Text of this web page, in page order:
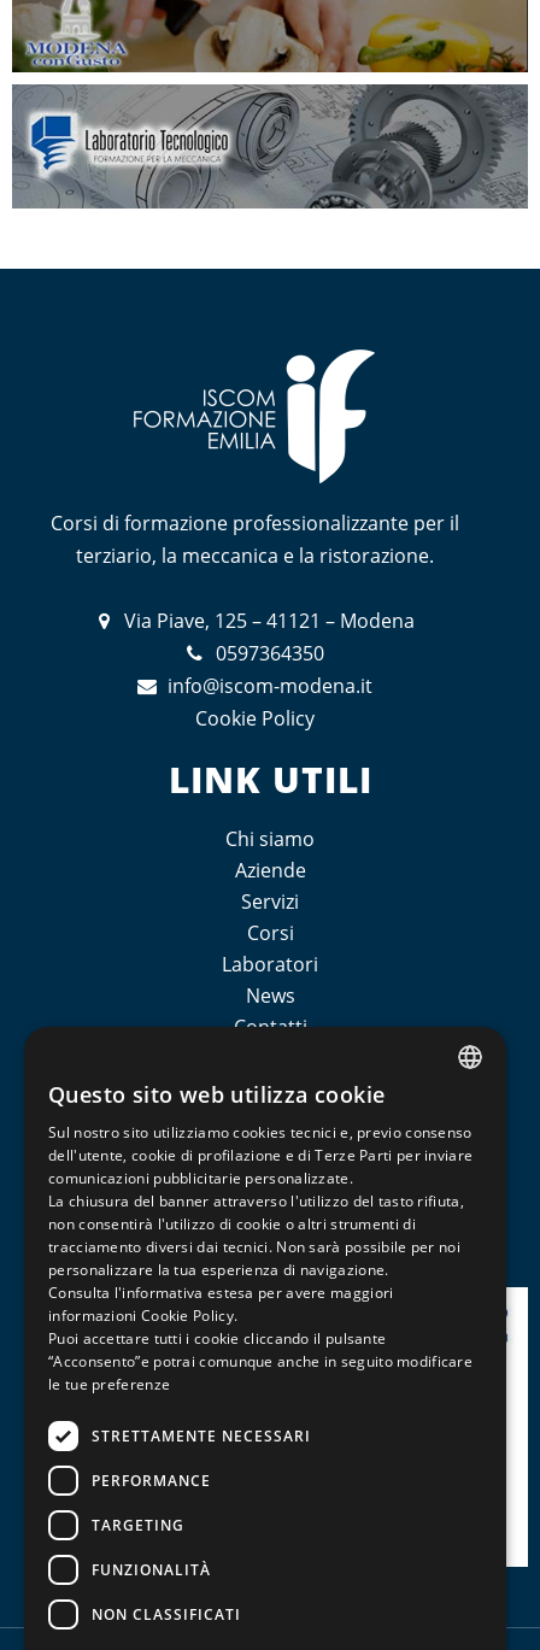
Corsi di formazione professionalizzante per il
terziario, la meccanica e la ristorazione.
Via Piave, 125 – 41121 – Modena
0597364350
info@iscom-modena.it
Cookie Policy
LINK UTILI
Chi siamo
Aziende
Servizi
Corsi
Laboratori
News
Contatti
Iscom formazione
CATEGORIE CORSI
Non sono presenti prodotti per questa categoria
ENGLISH
Questo sito web utilizza cookie
Sul nostro sito utilizziamo cookies tecnici e, previo consenso
dell'utente, cookie di profilazione e di Terze Parti per inviare
comunicazioni pubblicitarie personalizzate.
La chiusura del banner attraverso l'utilizzo del tasto rifiuta,
non consentirà l'utilizzo di cookie o altri strumenti di
tracciamento diversi dai tecnici. Non sarà possibile per noi
personalizzare la tua esperienza di navigazione.
Consulta l'informativa estesa per avere maggiori
informazioni Cookie Policy.
Puoi accettare tutti i cookie cliccando il pulsante
“Acconsento”e potrai comunque anche in seguito modificare
le tue preferenze
STRETTAMENTE NECESSARI
PERFORMANCE
TARGETING
FUNZIONALITÀ
NON CLASSIFICATI